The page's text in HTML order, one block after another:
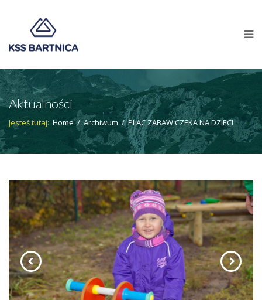
Aktualności
Jesteś tutaj: Home / Archiwum / PLAC ZABAW CZEKA NA DZIECI